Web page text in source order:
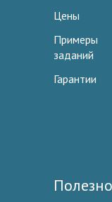
Цены
Примеры
заданий
Гарантии